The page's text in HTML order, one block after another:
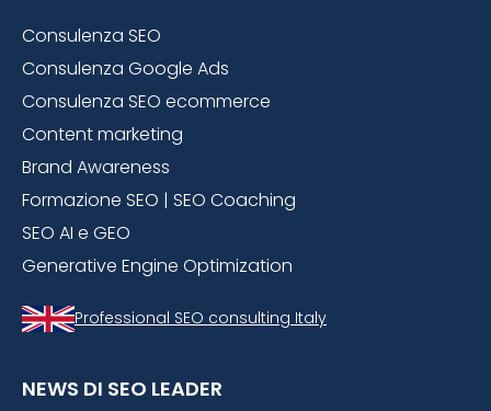
Consulenza SEO
Consulenza Google Ads
Consulenza SEO ecommerce
Content marketing
Brand Awareness
Formazione SEO | SEO Coaching
SEO AI e GEO
Generative Engine Optimization
Professional SEO consulting Italy
NEWS DI SEO LEADER